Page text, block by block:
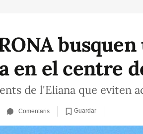
en el centre
de l'Eliana que eviten
Comentaris Guardar